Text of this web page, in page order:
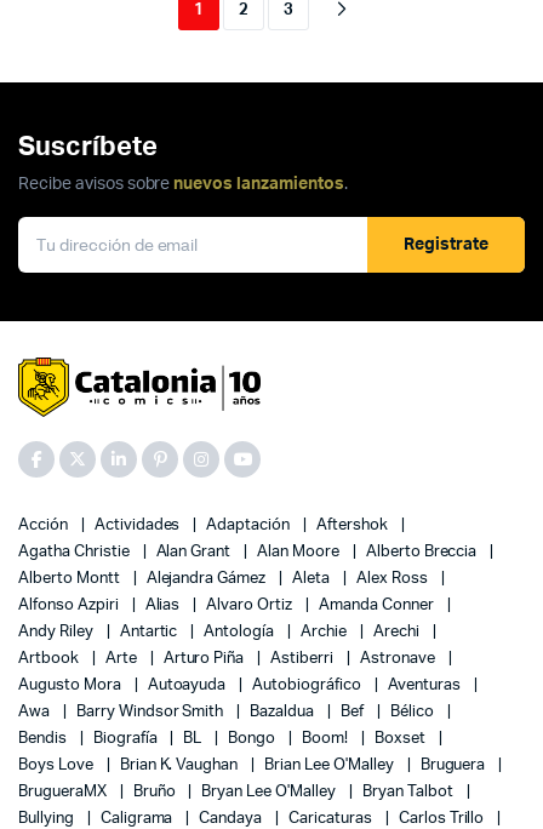
1 2 3
Suscríbete
Recibe avisos sobre nuevos lanzamientos.
Registrate
Acción Actividades Adaptación
Aftershok
Agatha Christie
Alan Grant Alan Moore
Alberto Breccia
Alberto Montt
Alejandra Gámez Aleta
Alex Ross
Alfonso Azpiri
Alias Alvaro Ortiz
Amanda Conner
Andy Riley
Antartic Antología Archie
Arechi
Artbook
Arte Arturo Piña Astiberri
Astronave
Augusto Mora
Autoayuda Autobiográfico
Aventuras
Awa
Barry Windsor Smith Bazaldua Bef
Bélico
Bendis
Biografía BL Bongo Boom!
Boxset
Boys Love
Brian K. Vaughan Brian Lee O'Malley
Bruguera
BrugueraMX
Bruño Bryan Lee O'Malley
Bryan Talbot
Bullying
Caligrama Candaya Caricaturas
Carlos Trillo